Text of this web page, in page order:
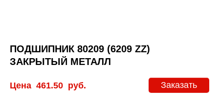
ПОДШИПНИК 80209 (6209 ZZ)
ЗАКРЫТЫЙ МЕТАЛЛ
Заказать
Цена 461.50 руб.